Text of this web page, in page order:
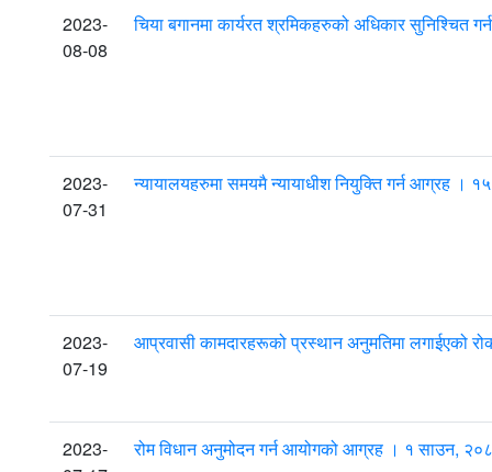
2023-
08-08
चिया बगानमा कार्यरत श्रमिकहरुको अधिकार सुनिश्चित
2023-
07-31
न्यायालयहरुमा समयमै न्यायाधीश नियुक्ति गर्न आग्रह ।
2023-
07-19
आप्रवासी कामदारहरूको प्रस्थान अनुमतिमा लगाईएको
2023-
रोम विधान अनुमोदन गर्न आयोगको आग्रह । १ साउन,